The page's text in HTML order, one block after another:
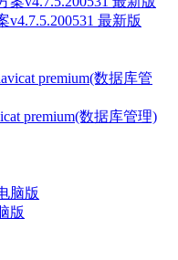
v4.7.5.200531 最新版
premium(数据库管理)
版